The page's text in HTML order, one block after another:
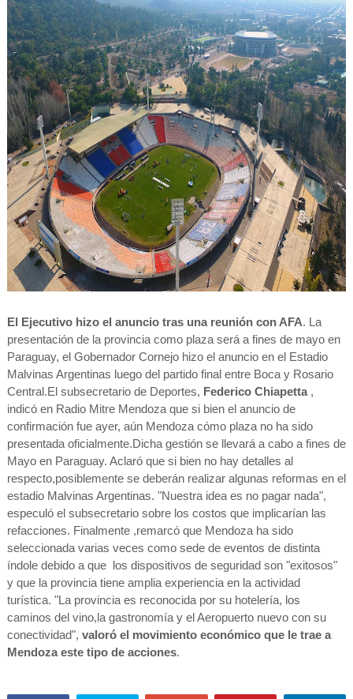
El Ejecutivo hizo el anuncio tras una reunión con AFA. La
presentación de la provincia como plaza será a fines de mayo en
Paraguay, el Gobernador Cornejo hizo el anuncio en el Estadio
Malvinas Argentinas luego del partido final entre Boca y Rosario
Central.El subsecretario de Deportes, Federico Chiapetta,
indicó en Radio Mitre Mendoza que si bien el anuncio de
confirmación fue ayer, aún Mendoza cómo plaza no ha sido
presentada oficialmente.Dicha gestión se llevará a cabo a fines de
Mayo en Paraguay. Aclaró que si bien no hay detalles al
respecto,posiblemente se deberán realizar algunas reformas en el
estadio Malvinas Argentinas. "Nuestra idea es no pagar nada",
especuló el subsecretario sobre los costos que implicarían las
refacciones. Finalmente ,remarcó que Mendoza ha sido
seleccionada varias veces como sede de eventos de distinta
índole debido a que los dispositivos de seguridad son "exitosos"
y que la provincia tiene amplia experiencia en la actividad
turística. "La provincia es reconocida por su hotelería, los
caminos del vino,la gastronomía y el Aeropuerto nuevo con su
conectividad", valoró el movimiento económico que le trae a
Mendoza este tipo de acciones.